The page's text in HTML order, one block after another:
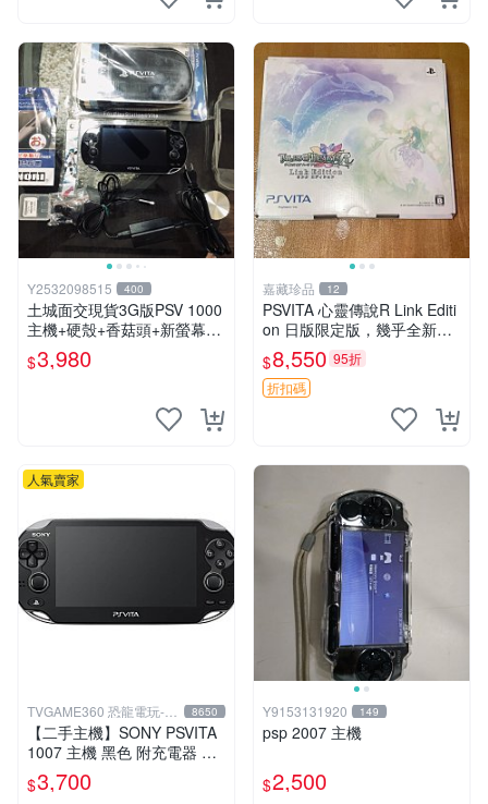
Y2532098515 400
土城面交現貨3G版PSV 1000
主機+硬殼+香菇頭+新螢幕玻
璃貼+初音掛繩+可改機版本8
成新 一年保修如照片所有的
$3,980
嘉藏珍品 12
PSVITA 心靈傳說R Link Editi
on 日版限定版，幾乎全新，
配件齊全，原裝包裝盒，說明
書，底座，掛件，布袋，卡都
在，游戲光盤已拆封但保存
$8,550 95折
折扣碼
人氣賣家
TVGAME360 恐龍電玩-台
中店
8650
【二手主機】SONY PSVITA
1007 主機 黑色 附充電器 US
B傳輸線 PS VITA PSV【台中
恐龍電玩】
$3,700
Y9153131920 149
psp 2007 主機
$2,500